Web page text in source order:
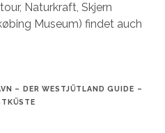
Naturkraft, Skjern
Museum) findet auch
– DER WESTJÜTLAND GUIDE –